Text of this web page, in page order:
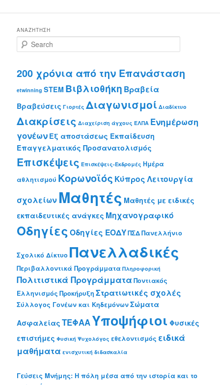
ΑΝΑΖΉΤΗΣΗ
e
r
c
h
200 χρόνια από την Επανάσταση
etwinning STEM Βιβλιοθήκη Βραβεία
Βραβεύσεις Γιορτές Διαγωνισμοί Διαδίκτυο
Διακρίσεις Διαχείριση άγχους ΕΛΠΑ Ενημέρωση
γονέων Εξ αποστάσεως Εκπαίδευση
Επαγγελματικός Προσανατολισμός
Επισκέψεις Επισκέψεις-Εκδρομές Ημέρα
αθλητισμού Κορωνοϊός ΚύπροςΛειτουργία
σχολείων Μαθητές Μαθητές με ειδικές
εκπαιδευτικές ανάγκες Μηχανογραφικό
Οδηγίες Οδηγίες ΕΟΔΥΠΣΔΠανελλήνιο
Σχολικό Δίκτυο Πανελλαδικές
Περιβαλλοντικά Προγράμματα Πληροφορική
Πολιτιστικά Προγράμματα Ποντιακός
Ελληνισμός Προκήρυξη Στρατιωτικές σχολές
Σύλλογος Γονέων και ΚηδεμόνωνΣώματα
Ασφαλείας ΤΕΦΑΑΥποψήφιοι Φυσικές
επιστήμες Φυσική Ψυχολόγος εθελοντισμός ειδικά
μαθήματα ενισχυτική διδασκαλία
Γεύσεις Μνήμης: Η πόλη μέσα από την ιστορία και το